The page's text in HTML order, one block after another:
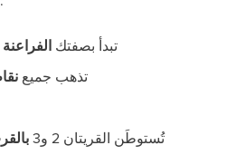
تبدأ بصفتك الفراعنة
تذهب جميع
تُستوطَن القريتان 2 و3